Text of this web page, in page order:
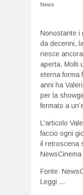
News
Nonostante i
da decenni,
riesce
aperta. Molti
eterna forma
anni ha
per la
fermato a
L'articolo
faccio ogni
il retroscena
Fonte:
Leggi ...